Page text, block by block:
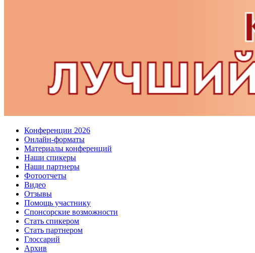
Конференции 2026
Онлайн-форматы
Материалы конференций
Наши спикеры
Наши партнеры
Фотоотчеты
Видео
Отзывы
Помощь участнику
Спонсорские возможности
Стать спикером
Стать партнером
Глоссарий
Архив